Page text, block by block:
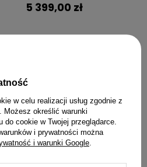
5 399,00 zł
w celu realizacji usług zgodnie z
. Możesz określić warunki
do cookie w Twojej przeglądarce.
i prywatności można
i warunki Google.